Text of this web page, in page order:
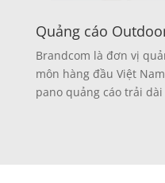
Quảng cáo
Brandcom là đơn vị
môn hàng đầu Việt
pano quảng cáo trải